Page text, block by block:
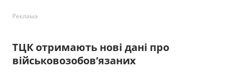
Реклама
ТЦК отримають нові дані про
військовозобов’язаних